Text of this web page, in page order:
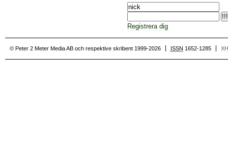
Registrera dig
© Peter 2 Meter Media AB och respektive skribent 1999-2026 ISSN 1652-1285